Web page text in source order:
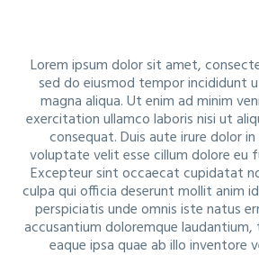
Lorem ipsum dolor sit amet,
sed do eiusmod tempor incididunt
magna aliqua. Ut enim ad minim
exercitation ullamco laboris nisi ut
consequat. Duis aute irure dolor
voluptate velit esse cillum dolore eu
Excepteur sint occaecat cupidatat
culpa qui officia deserunt mollit anim
perspiciatis unde omnis iste natus
accusantium doloremque
eaque ipsa quae ab illo inventore